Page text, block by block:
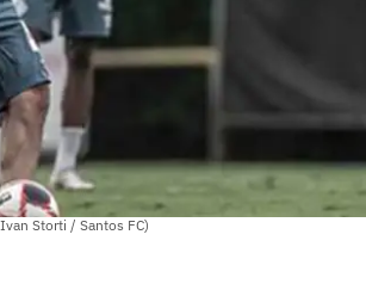
Storti / Santos FC)